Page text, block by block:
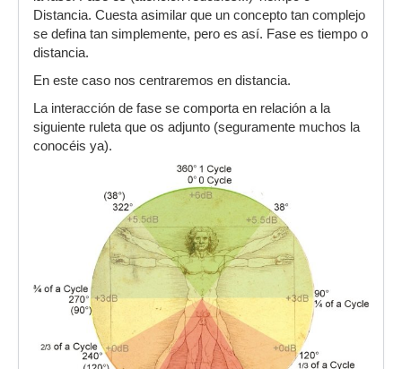
Distancia. Cuesta asimilar que un concepto tan complejo
se defina tan simplemente, pero es así. Fase es tiempo o
distancia.
En este caso nos centraremos en distancia.
La interacción de fase se comporta en relación a la
siguiente ruleta que os adjunto (seguramente muchos la
conocéis ya).